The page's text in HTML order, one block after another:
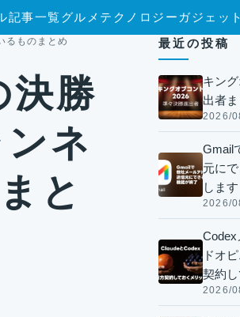
記事一覧グルメ テクノロジー ガジェット
るものまとめ
決勝
ネ
と
最近の投稿
キン
出者
2026/
Gmail
元に
します
2026/
Codex
ドオ
契約
2026/